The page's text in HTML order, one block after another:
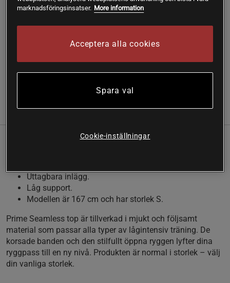
Ta dina ryggpass till en ny nivå med vår populära Prime
Uttagbara inlägg.
Låg support.
Modellen är 167 cm och har storlek S.
Prime Seamless top är tillverkad i mjukt och följsamt
material som passar alla typer av lågintensiv träning. De
korsade banden och den stilfullt öppna ryggen lyfter dina
ryggpass till en ny nivå. Produkten är normal i storlek – välj
din vanliga storlek.
marknadsföringsinsatser. More information
Acceptera alla cookies
Spara val
Cookie-inställningar